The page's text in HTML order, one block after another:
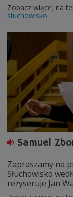
Zobacz więcej na
słuchowisko
Samuel
Zapraszamy na
Słuchowisko
reżyseruje Jan